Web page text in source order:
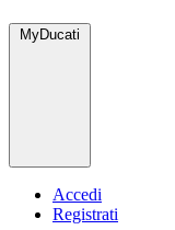
MyDucati
Accedi
Registrati